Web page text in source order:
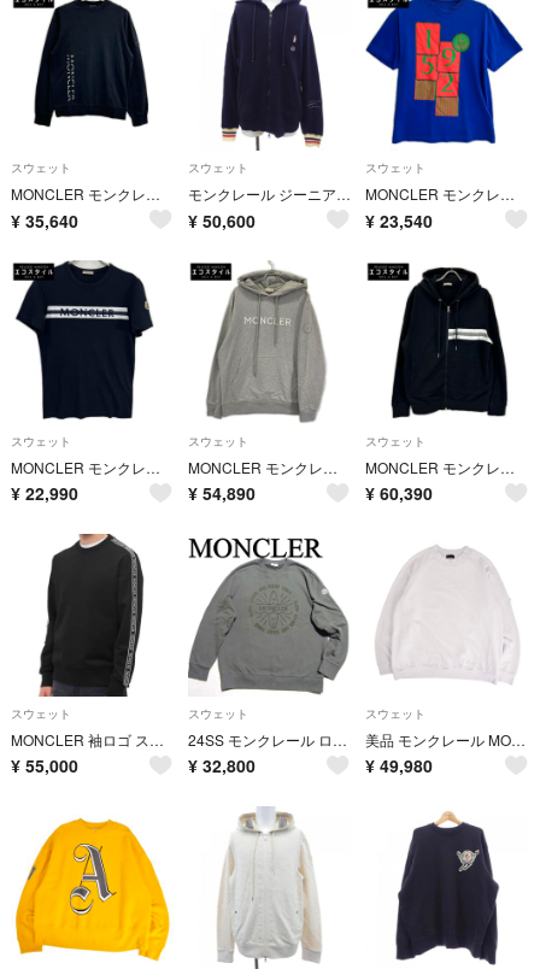
スウェット
MONCLER モンクレール 22年 maglia girocollo マットブラックコレクション ロゴスウェット S
¥ 35,640
スウェット
モンクレール ジーニアス MONCLER GENIUS パーカー
¥ 50,600
スウェット
MONCLER モンクレール 21年 ジーニアス ブルー グラフィックTシャツ XS
¥ 23,540
スウェット
MONCLER モンクレール 21年製 ネイビー MAGLIA ロゴ ワッペン クルーネック Tシャツ XS
¥ 22,990
スウェット
MONCLER モンクレール 22年 グレー FELPA CON CAPPUCCIO フーディー パーカー XXL
¥ 54,890
スウェット
MONCLER モンクレール 20年製 ブラック MAGLIA CARDIGAN C/CAPPUCCIO エンボスロゴ フーデットジップアップパーカ XL
¥ 60,390
スウェット
MONCLER 袖ロゴ スウェット ブラック
¥ 55,000
スウェット
24SS モンクレール ロゴ刺繍 スウェット XL J10918G00046
¥ 32,800
スウェット
美品 モンクレール MONCLER スウェット 2021 トレーナー ロングスリーブ 長袖 コットン トップス メンズ XL ホワイト
¥ 49,980